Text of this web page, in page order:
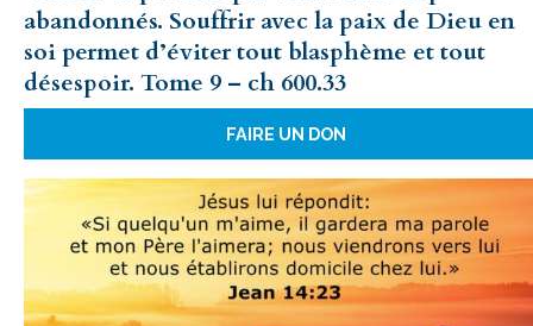
abandonnés. Souffrir avec la paix de Dieu en
soi permet d’éviter tout blasphème et tout
désespoir. Tome 9 – ch 600.33
FAIRE UN DON